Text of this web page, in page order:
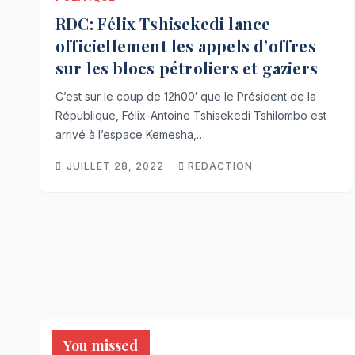
RDC: Félix Tshisekedi lance
officiellement les appels d’offres
sur les blocs pétroliers et gaziers
C’est sur le coup de 12h00′ que le Président de la
République, Félix-Antoine Tshisekedi Tshilombo est
arrivé à l’espace Kemesha,…
JUILLET 28, 2022 REDACTION
You missed